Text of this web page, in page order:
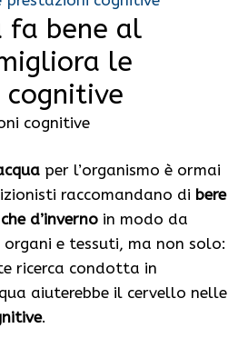
fa bene al
le
per l’organismo è ormai
raccomandano di bere
d’inverno in modo da
e tessuti, ma non solo:
ricerca condotta in
aiuterebbe il cervello nelle
.